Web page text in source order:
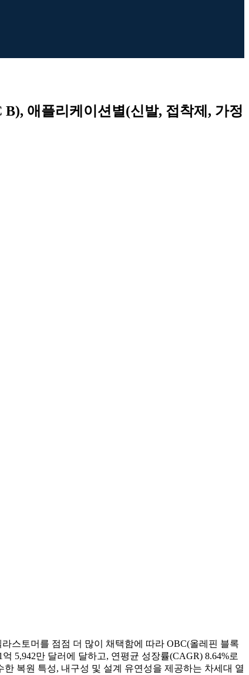
애플리케이션별(신발, 접착제, 가정
스토머를 점점 더 많이 채택함에 따라 OBC(올레핀 블록
5,942만 달러에 달하고, 연평균 성장률(CAGR) 8.64%로
복원 특성, 내구성 및 설계 유연성을 제공하는 차세대 열